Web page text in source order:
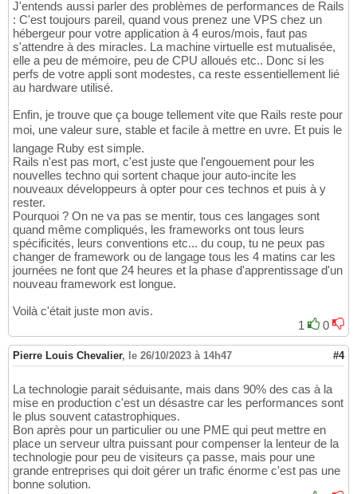
J'entends aussi parler des problèmes de performances de Rails
: C'est toujours pareil, quand vous prenez une VPS chez un
hébergeur pour votre application à 4 euros/mois, faut pas
s'attendre à des miracles. La machine virtuelle est mutualisée,
elle a peu de mémoire, peu de CPU alloués etc.. Donc si les
perfs de votre appli sont modestes, ca reste essentiellement lié
au hardware utilisé.
Enfin, je trouve que ça bouge tellement vite que Rails reste pour
moi, une valeur sure, stable et facile à mettre en uvre. Et puis le
langage Ruby est simple.
Rails n'est pas mort, c'est juste que l'engouement pour les
nouvelles techno qui sortent chaque jour auto-incite les
nouveaux développeurs à opter pour ces technos et puis à y
rester.
Pourquoi ? On ne va pas se mentir, tous ces langages sont
quand même compliqués, les frameworks ont tous leurs
spécificités, leurs conventions etc... du coup, tu ne peux pas
changer de framework ou de langage tous les 4 matins car les
journées ne font que 24 heures et la phase d'apprentissage d'un
nouveau framework est longue.
Voilà c'était juste mon avis.
1
0
Pierre Louis Chevalier, le 26/10/2023 à 14h47 #4
La technologie parait séduisante, mais dans 90% des cas à la
mise en production c'est un désastre car les performances sont
le plus souvent catastrophiques.
Bon après pour un particulier ou une PME qui peut mettre en
place un serveur ultra puissant pour compenser la lenteur de la
technologie pour peu de visiteurs ça passe, mais pour une
grande entreprises qui doit gérer un trafic énorme c'est pas une
bonne solution.